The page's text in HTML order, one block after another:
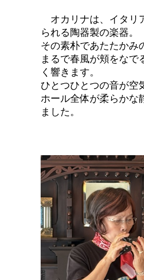
オカリナは、イタリ
られる陶器製の楽器。
その素朴であたたかみ
まるで春風が頬をなで
く響きます。
ひとつひとつの音が空
ホール全体が柔らかな
ました。